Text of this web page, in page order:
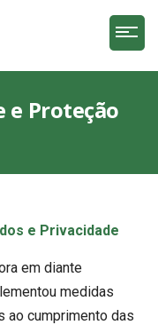
e Proteção
e Privacidade
em diante
medidas
ao cumprimento das